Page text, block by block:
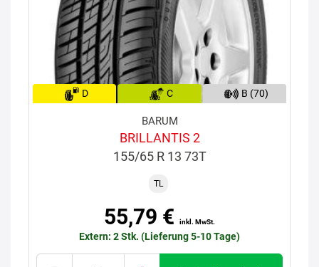
D C B (70)
BARUM
BRILLANTIS 2
155/65 R 13 73T
TL
55,79 € inkl. MwSt.
Extern: 2 Stk. (Lieferung 5-10 Tage)